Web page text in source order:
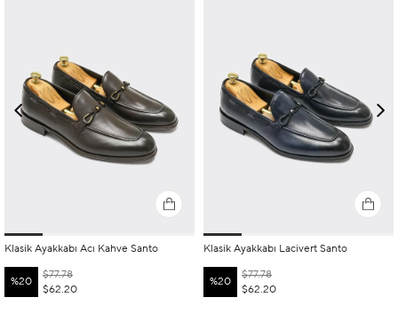
Klasik Ayakkabı Acı Kahve Santo
%20
$62.20
$77.78
Klasik Ayakkabı Lacivert Santo
%20
$62.20
$77.78